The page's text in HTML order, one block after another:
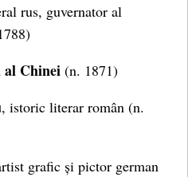
rus, guvernator al
al Chinei (n. 1871)
, istoric literar român (n.
grafic și pictor german